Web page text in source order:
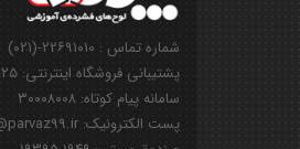
شماره تماس : ۲۲۶۹۱۰۱۰-(۰۲۱)
پشتیبانی فروشگاه اینترنتی: ۰۹۱۲۸۵۰۱۱۲۵
سامانه پیام کوتاه: ۳۰۰۰۸۰۰۸
پست الکترونیک: info@parvaz99.ir